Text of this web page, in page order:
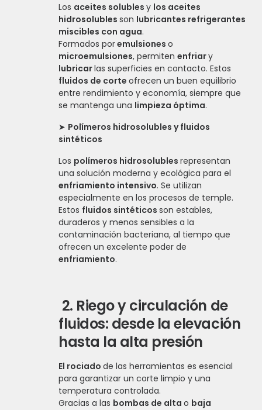
Los aceites solublesy los aceites
hidrosolublesson lubricantes refrigerantes
miscibles con agua.
Formados poremulsioneso
microemulsiones, permitenenfriary
lubricarlas superficies en contacto. Estos
fluidos de corteofrecen un buen equilibrio
entre rendimiento y economía, siempre que
se mantenga una limpieza óptima.
➤ Polímeros hidrosolubles y fluidos
sintéticos
Los polímeros hidrosolublesrepresentan
una solución moderna y ecológica para el
enfriamiento intensivo. Se utilizan
especialmente en los procesos de temple.
Estos fluidos sintéticosson estables,
duraderos y menos sensibles a la
contaminación bacteriana, al tiempo que
ofrecen un excelente poder de
enfriamiento.
2. Riego y circulación de
fluidos: desde la elevación
hasta la alta presión
El rociadode las herramientas es esencial
para garantizar un corte limpio y una
temperatura controlada.
Gracias a las bombas de altao baja